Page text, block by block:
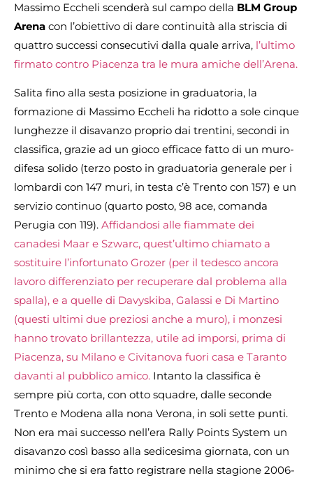
Massimo Eccheli scenderà sul campo della BLM Group
Arena con l’obiettivo di dare continuità alla striscia di
quattro successi consecutivi dalla quale arriva, l’ultimo
firmato contro Piacenza tra le mura amiche dell’Arena.
Salita fino alla sesta posizione in graduatoria, la
formazione di Massimo Eccheli ha ridotto a sole cinque
lunghezze il disavanzo proprio dai trentini, secondi in
classifica, grazie ad un gioco efficace fatto di un muro-
difesa solido (terzo posto in graduatoria generale per i
lombardi con 147 muri, in testa c’è Trento con 157) e un
servizio continuo (quarto posto, 98 ace, comanda
Perugia con 119). Affidandosi alle fiammate dei
canadesi Maar e Szwarc, quest’ultimo chiamato a
sostituire l’infortunato Grozer (per il tedesco ancora
lavoro differenziato per recuperare dal problema alla
spalla), e a quelle di Davyskiba, Galassi e Di Martino
(questi ultimi due preziosi anche a muro), i monzesi
hanno trovato brillantezza, utile ad imporsi, prima di
Piacenza, su Milano e Civitanova fuori casa e Taranto
davanti al pubblico amico. Intanto la classifica è
sempre più corta, con otto squadre, dalle seconde
Trento e Modena alla nona Verona, in soli sette punti.
Non era mai successo nell’era Rally Points System un
disavanzo così basso alla sedicesima giornata, con un
minimo che si era fatto registrare nella stagione 2006-